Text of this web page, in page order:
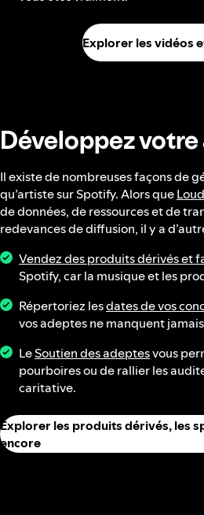
Explorer les vidéos
Développez
Il existe de nombreuses façons de
qu’artiste sur Spotify. Alors que
de données, de ressources et de
redevances de diffusion, il y a
Vendez des produits dérivés et
Spotify, car la musique et les
Répertoriez lesdates de vos
vos adeptes ne manquent
LeSoutien des adeptesvous
pourboires ou de rallier les
caritative.
Explorer les produits dérivés, les
encore